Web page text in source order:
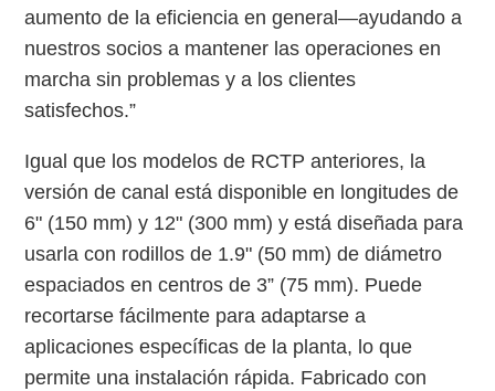
aumento de la eficiencia en general—ayudando a
nuestros socios a mantener las operaciones en
marcha sin problemas y a los clientes
satisfechos.”
Igual que los modelos de RCTP anteriores, la
versión de canal está disponible en longitudes de
6" (150 mm) y 12" (300 mm) y está diseñada para
usarla con rodillos de 1.9" (50 mm) de diámetro
espaciados en centros de 3” (75 mm). Puede
recortarse fácilmente para adaptarse a
aplicaciones específicas de la planta, lo que
permite una instalación rápida. Fabricado con